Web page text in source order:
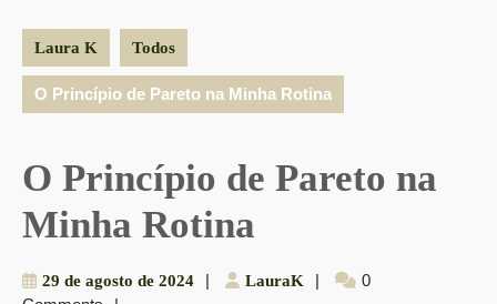
Laura K Todos
O Princípio de Pareto na Minha Rotina
O Princípio de Pareto na
Minha Rotina
29 de agosto de 202429| LauraK LauraK
|
0